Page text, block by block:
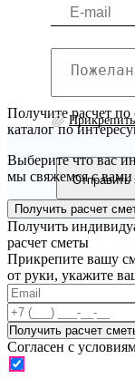
Получите расчет по
каталог по
Выберите что вас
мы свяжемся с
Получить расчет
Получить
расчет сметы
Прикрепите вашу
от руки, укажите
Согласен с